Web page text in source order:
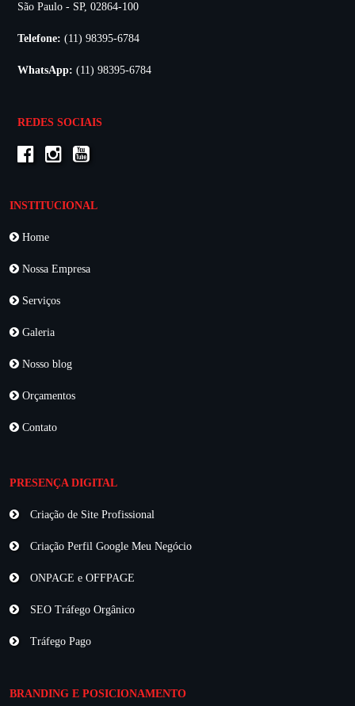
São Paulo - SP, 02864-100
Telefone: (11) 98395-6784
WhatsApp: (11) 98395-6784
REDES SOCIAIS
INSTITUCIONAL
Home
Nossa Empresa
Serviços
Galeria
Nosso blog
Orçamentos
Contato
PRESENÇA DIGITAL
Criação de Site Profissional
Criação Perfil Google Meu Negócio
ONPAGE e OFFPAGE
SEO Tráfego Orgânico
Tráfego Pago
BRANDING E POSICIONAMENTO